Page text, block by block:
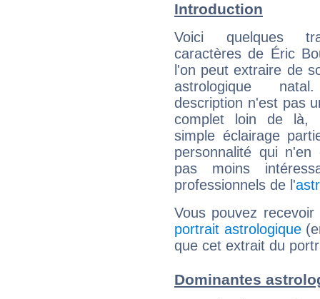
Introduction
Voici quelques
caractères de Éric
l'on peut extraire de
astrologique
description n'est pas
complet loin de là,
simple éclairage
personnalité qui n'en
pas moins
professionnels de l'
Vous pouvez
portrait astrologique
que cet extrait du
Dominantes